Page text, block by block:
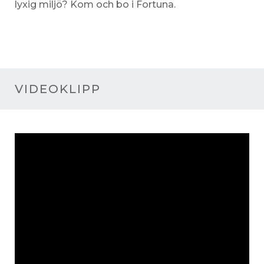
lyxig miljö? Kom och bo i Fortuna.
VIDEOKLIPP